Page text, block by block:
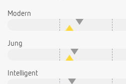
Modern
Jung
Intelligent